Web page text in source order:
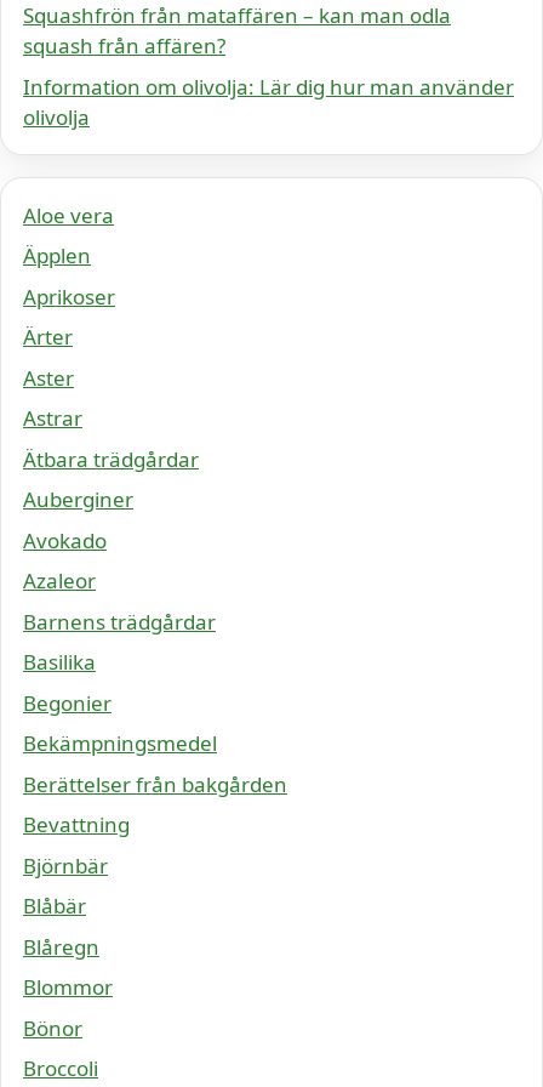
Squashfrön från mataffären – kan man odla
squash från affären?
Information om olivolja: Lär dig hur man använder
olivolja
Aloe vera
Äpplen
Aprikoser
Ärter
Aster
Astrar
Ätbara trädgårdar
Auberginer
Avokado
Azaleor
Barnens trädgårdar
Basilika
Begonier
Bekämpningsmedel
Berättelser från bakgården
Bevattning
Björnbär
Blåbär
Blåregn
Blommor
Bönor
Broccoli